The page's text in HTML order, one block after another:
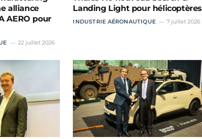
alliance
AERO pour
22 juillet 2026
Landing Light pour hélicoptères
INDUSTRIE AÉRONAUTIQUE 7 juillet 2026